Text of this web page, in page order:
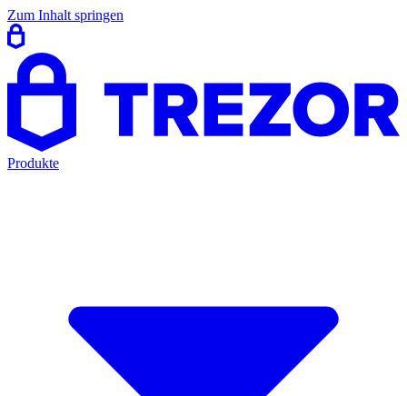
Zum Inhalt springen
Produkte